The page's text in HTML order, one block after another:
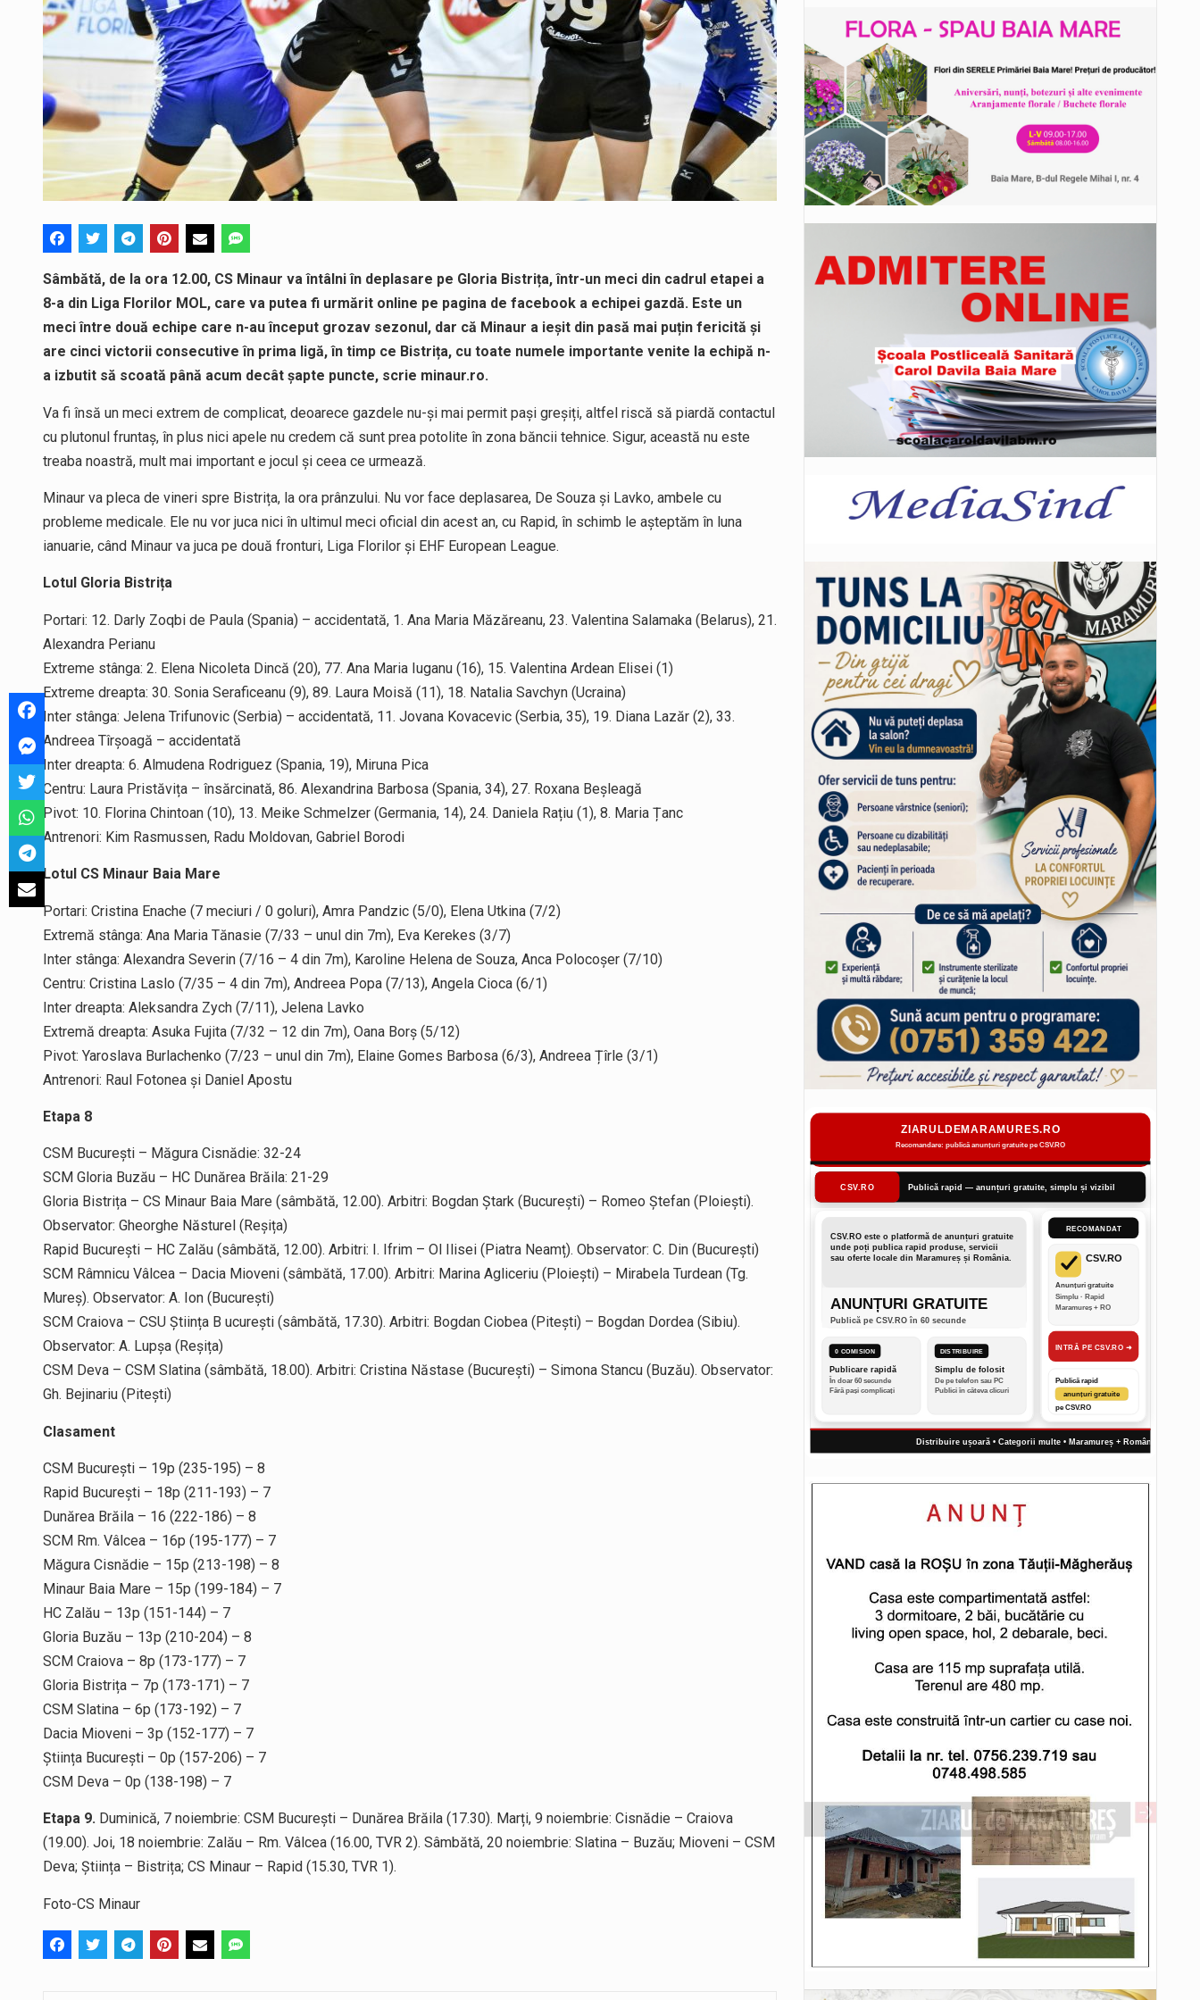
Sâmbătă, de la ora 12.00, CS Minaur va întâlni în deplasare pe Gloria Bistrița, într-un meci din cadrul etapei a
8-a din Liga Florilor MOL, care va putea fi urmărit online pe pagina de facebook a echipei gazdă. Este un
meci între două echipe care n-au început grozav sezonul, dar că Minaur a ieșit din pasă mai puțin fericită și
are cinci victorii consecutive în prima ligă, în timp ce Bistrița, cu toate numele importante venite la echipă n-
a izbutit să scoată până acum decât șapte puncte, scrie minaur.ro.
Va fi însă un meci extrem de complicat, deoarece gazdele nu-și mai permit pași greșiți, altfel riscă să piardă contactul
cu plutonul fruntaș, în plus nici apele nu credem că sunt prea potolite în zona băncii tehnice. Sigur, această nu este
treaba noastră, mult mai important e jocul și ceea ce urmează.
Minaur va pleca de vineri spre Bistrița, la ora prânzului. Nu vor face deplasarea, De Souza și Lavko, ambele cu
probleme medicale. Ele nu vor juca nici în ultimul meci oficial din acest an, cu Rapid, în schimb le așteptăm în luna
ianuarie, când Minaur va juca pe două fronturi, Liga Florilor și EHF European League.
Lotul Gloria Bistrița
Portari: 12. Darly Zoqbi de Paula (Spania) – accidentată, 1. Ana Maria Măzăreanu, 23. Valentina Salamaka (Belarus), 21.
Alexandra Perianu
Extreme stânga: 2. Elena Nicoleta Dincă (20), 77. Ana Maria Iuganu (16), 15. Valentina Ardean Elisei (1)
Extreme dreapta: 30. Sonia Seraficeanu (9), 89. Laura Moisă (11), 18. Natalia Savchyn (Ucraina)
Inter stânga: Jelena Trifunovic (Serbia) – accidentată, 11. Jovana Kovacevic (Serbia, 35), 19. Diana Lazăr (2), 33.
Andreea Tîrșoagă – accidentată
Inter dreapta: 6. Almudena Rodriguez (Spania, 19), Miruna Pica
Centru: Laura Pristăvița – însărcinată, 86. Alexandrina Barbosa (Spania, 34), 27. Roxana Beșleagă
Pivot: 10. Florina Chintoan (10), 13. Meike Schmelzer (Germania, 14), 24. Daniela Rațiu (1), 8. Maria Țanc
Antrenori: Kim Rasmussen, Radu Moldovan, Gabriel Borodi
Lotul CS Minaur Baia Mare
Portari: Cristina Enache (7 meciuri / 0 goluri), Amra Pandzic (5/0), Elena Utkina (7/2)
Extremă stânga: Ana Maria Tănasie (7/33 – unul din 7m), Eva Kerekes (3/7)
Inter stânga: Alexandra Severin (7/16 – 4 din 7m), Karoline Helena de Souza, Anca Polocoșer (7/10)
Centru: Cristina Laslo (7/35 – 4 din 7m), Andreea Popa (7/13), Angela Cioca (6/1)
Inter dreapta: Aleksandra Zych (7/11), Jelena Lavko
Extremă dreapta: Asuka Fujita (7/32 – 12 din 7m), Oana Borș (5/12)
Pivot: Yaroslava Burlachenko (7/23 – unul din 7m), Elaine Gomes Barbosa (6/3), Andreea Țîrle (3/1)
Antrenori: Raul Fotonea și Daniel Apostu
Etapa 8
CSM București – Măgura Cisnădie: 32-24
SCM Gloria Buzău – HC Dunărea Brăila: 21-29
Gloria Bistrița – CS Minaur Baia Mare (sâmbătă, 12.00). Arbitri: Bogdan Ștark (București) – Romeo Ștefan (Ploiești).
Observator: Gheorghe Năsturel (Reșița)
Rapid București – HC Zalău (sâmbătă, 12.00). Arbitri: I. Ifrim – Ol Ilisei (Piatra Neamț). Observator: C. Din (București)
SCM Râmnicu Vâlcea – Dacia Mioveni (sâmbătă, 17.00). Arbitri: Marina Agliceriu (Ploiești) – Mirabela Turdean (Tg.
Mureș). Observator: A. Ion (București)
SCM Craiova – CSU Știința B ucurești (sâmbătă, 17.30). Arbitri: Bogdan Ciobea (Pitești) – Bogdan Dordea (Sibiu).
Observator: A. Lupșa (Reșița)
CSM Deva – CSM Slatina (sâmbătă, 18.00). Arbitri: Cristina Năstase (București) – Simona Stancu (Buzău). Observator:
Gh. Bejinariu (Pitești)
Clasament
CSM București – 19p (235-195) – 8
Rapid București – 18p (211-193) – 7
Dunărea Brăila – 16 (222-186) – 8
SCM Rm. Vâlcea – 16p (195-177) – 7
Măgura Cisnădie – 15p (213-198) – 8
Minaur Baia Mare – 15p (199-184) – 7
HC Zalău – 13p (151-144) – 7
Gloria Buzău – 13p (210-204) – 8
SCM Craiova – 8p (173-177) – 7
Gloria Bistrița – 7p (173-171) – 7
CSM Slatina – 6p (173-192) – 7
Dacia Mioveni – 3p (152-177) – 7
Știința București – 0p (157-206) – 7
CSM Deva – 0p (138-198) – 7
Etapa 9. Duminică, 7 noiembrie: CSM București – Dunărea Brăila (17.30). Marți, 9 noiembrie: Cisnădie – Craiova
(19.00). Joi, 18 noiembrie: Zalău – Rm. Vâlcea (16.00, TVR 2). Sâmbătă, 20 noiembrie: Slatina – Buzău; Mioveni – CSM
Deva; Știința – Bistrița; CS Minaur – Rapid (15.30, TVR 1).
Foto-CS Minaur